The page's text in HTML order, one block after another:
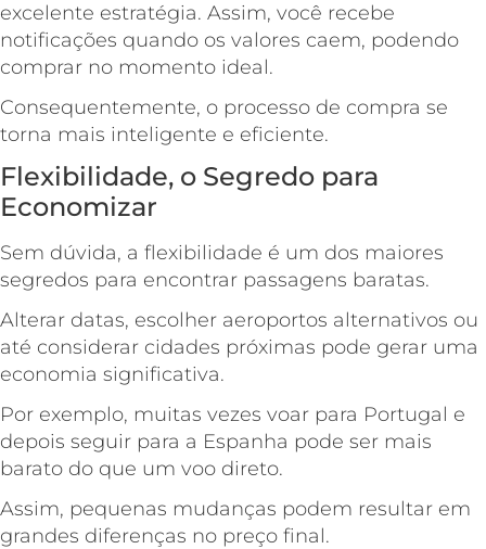
excelente estratégia. Assim, você recebe
notificações quando os valores caem, podendo
comprar no momento ideal.
Consequentemente, o processo de compra se
torna mais inteligente e eficiente.
Flexibilidade, o Segredo para
Economizar
Sem dúvida, a flexibilidade é um dos maiores
segredos para encontrar passagens baratas.
Alterar datas, escolher aeroportos alternativos ou
até considerar cidades próximas pode gerar uma
economia significativa.
Por exemplo, muitas vezes voar para Portugal e
depois seguir para a Espanha pode ser mais
barato do que um voo direto.
Assim, pequenas mudanças podem resultar em
grandes diferenças no preço final.